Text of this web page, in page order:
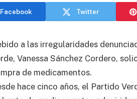
Facebook Twitter
a las irregularidades
Vanessa Sánchez Cordero,
de medicamentos.
hace cinco años, el Partido